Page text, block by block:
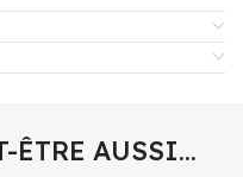
ÊTRE AUSSI…